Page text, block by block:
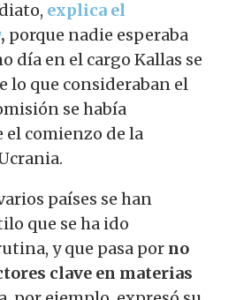
explica el
, porque nadie esperaba
día en el cargo Kallas se
lo que consideraban el
se había
comienzo de la
países se han
que se ha ido
y que pasa por no
clave en materias